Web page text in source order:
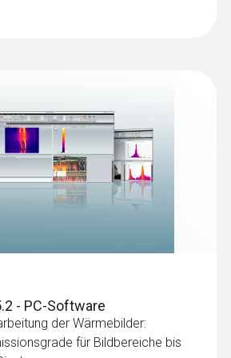
durchfeuchteten Bereichen
Anhand von
(wie sie v.a. bei
auftreten) zeigen
- PC-Software
der Wärmebilder:
für Bildbereiche bis